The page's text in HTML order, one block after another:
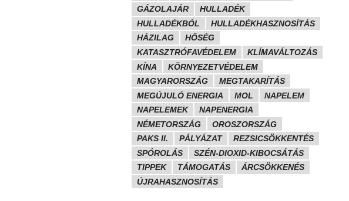
GÁZOLAJÁR
HULLADÉK
HULLADÉKBÓL
HULLADÉKHASZNOSÍTÁS
HÁZILAG
HŐSÉG
KATASZTRÓFAVÉDELEM
KLÍMAVÁLTOZÁS
KÍNA
KÖRNYEZETVÉDELEM
MAGYARORSZÁG
MEGTAKARÍTÁS
MEGÚJULÓ ENERGIA
MOL
NAPELEM
NAPELEMEK
NAPENERGIA
NÉMETORSZÁG
OROSZORSZÁG
PAKS II.
PÁLYÁZAT
REZSICSÖKKENTÉS
SPÓROLÁS
SZÉN-DIOXID-KIBOCSÁTÁS
TIPPEK
TÁMOGATÁS
ÁRCSÖKKENÉS
ÚJRAHASZNOSÍTÁS